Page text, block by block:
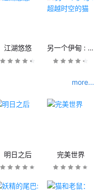
江湖悠悠 另一个伊甸 : 超越时空的猫
more...
明日之后 完美世界